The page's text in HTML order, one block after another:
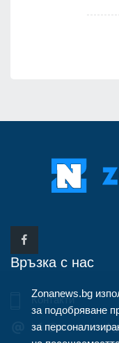
Връзка с нас
Контакти
info@zonanews.bg
Zonanews.bg
за подобряване
за